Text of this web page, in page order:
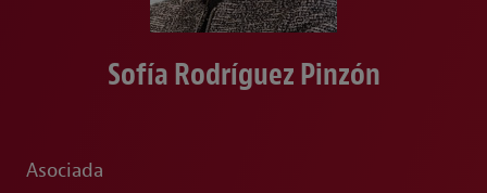
Sofía Rodríguez Pinzón
Asociada